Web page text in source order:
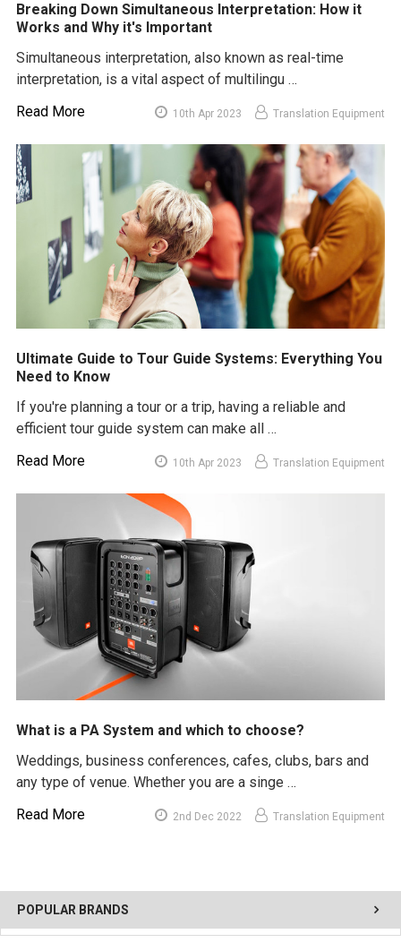
POPULAR BRANDS
Breaking Down Simultaneous Interpretation: How it
Works and Why it's Important
Simultaneous interpretation, also known as real-time
interpretation, is a vital aspect of multilingu …
Read More
10th Apr 2023 Translation Equipment
Ultimate Guide to Tour Guide Systems: Everything You
Need to Know
If you're planning a tour or a trip, having a reliable and
efficient tour guide system can make all …
Read More
10th Apr 2023 Translation Equipment
What is a PA System and which to choose?
Weddings, business conferences, cafes, clubs, bars and
any type of venue. Whether you are a singe …
Read More
2nd Dec 2022 Translation Equipment